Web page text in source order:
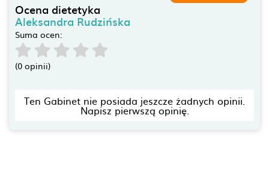
Ocena dietetyka
Aleksandra Rudzińska
Suma ocen:
(0 opinii)
Ten Gabinet nie posiada jeszcze żadnych opinii.
Napisz pierwszą opinię.